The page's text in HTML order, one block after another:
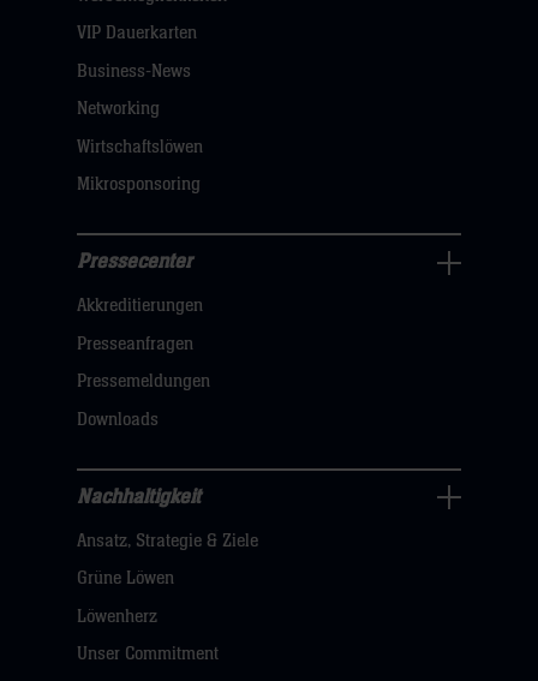
dann
VIP Dauerkarten
Business-News
Networking
Wirtschaftslöwen
Mikrosponsoring
Navigation
öffnen,
dann
hier
Pressecenter
Akkreditierungen
Presseanfragen
Pressemeldungen
Downloads
Nachhaltigkeit
Navigation
öffnen,
dann
klicken
Nachhaltigkeit
Ansatz, Strategie & Ziele
Grüne Löwen
Löwenherz
Unser Commitment